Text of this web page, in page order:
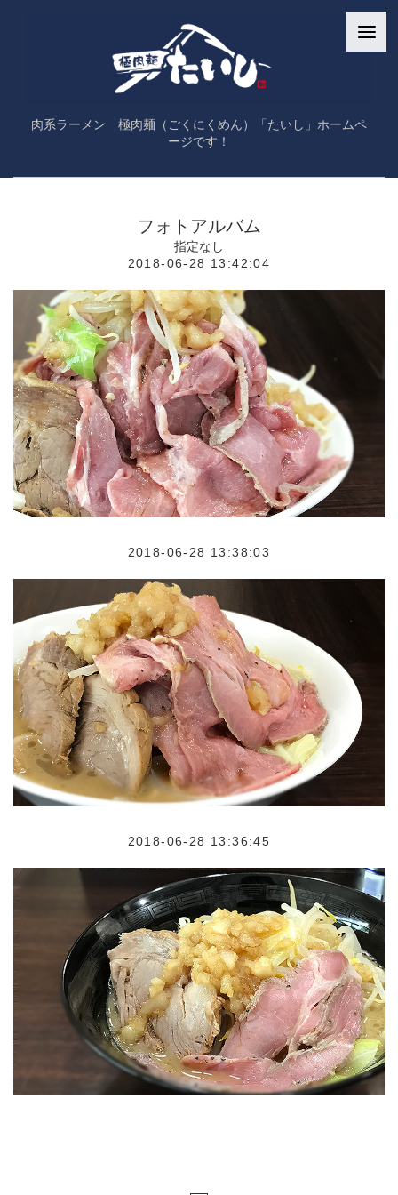
肉系ラーメン 極肉麺（ごくにくめん）「たいし」ホームペ
ージです！
フォトアルバム
指定なし
2018-06-28 13:42:04
2018-06-28 13:38:03
2018-06-28 13:36:45